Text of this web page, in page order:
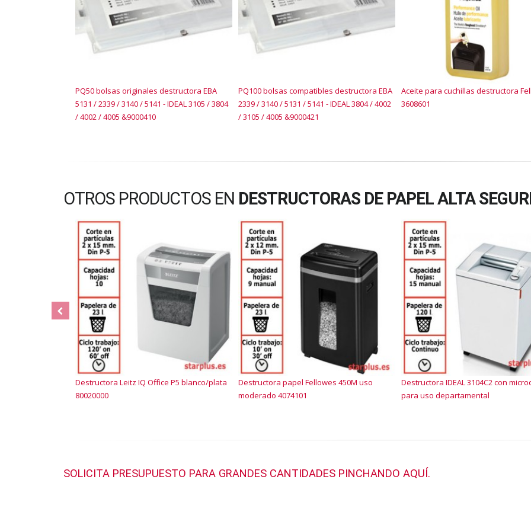
PQ50 bolsas originales destructora EBA
5131 / 2339 / 3140 / 5141 - IDEAL 3105 / 3804
/ 4002 / 4005 &9000410
PQ100 bolsas compatibles destructora EBA
2339 / 3140 / 5131 / 5141 - IDEAL 3804 / 4002
/ 3105 / 4005 &9000421
Aceite para cuchillas destructora
3608601
OTROS PRODUCTOS EN DESTRUCTORAS DE PAPEL ALTA
Destructora Leitz IQ Office P5 blanco/plata
80020000
Destructora papel Fellowes 450M uso
moderado 4074101
Destructora IDEAL 3104C2 con
para uso departamental
SOLICITA PRESUPUESTO PARA GRANDES CANTIDADES PINCHANDO AQUÍ.